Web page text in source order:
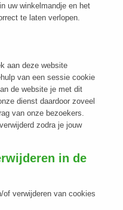
uw winkelmandje en het
te laten verlopen.
aan deze website
van een sessie cookie
de website je met dit
dienst daardoor zoveel
van onze bezoekers.
zodra je jouw
in de
of verwijderen van cookies